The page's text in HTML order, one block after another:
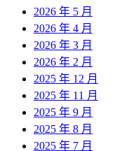
2026 年 5 月
2026 年 4 月
2026 年 3 月
2026 年 2 月
2025 年 12 月
2025 年 11 月
2025 年 9 月
2025 年 8 月
2025 年 7 月